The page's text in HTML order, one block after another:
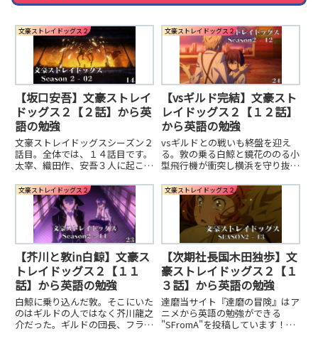
文豪ストレイドッグス２
【坂口安吾】文豪ストレイ
ドッグス２【２話】から英
語の勉強
文豪ストレイドッグスシーズン２
話目。全体では、１４話目です。
太宰、織田作、安吾３人に起こっ
ーから英語の勉強をしましょう！
継続あるのみ！アニメは楽しいか
ら継続させることができる。
文豪ストレイドッグス２
【vsギルド完結】文豪スト
レイドッグス２【１２話】
から英語の勉強
vsギルドとの戦いも終盤を迎え
る。敦の乗る白鯨と鏡花ののる小
型飛行機が衝突し横浜を守り抜い
をしよう！英語の上達には「慣
れ」が必要です。継続して英語に
触れる工夫がここにはある。
文豪ストレイドッグス２
【芥川と敦in白鯨】文豪ス
トレイドッグス２【１１
話】から英語の勉強
白鯨に乗り込んだ敦。そこにいた
のはギルドの人ではなく芥川龍之
介だった。ギルドの団長、フラン
文豪ストレイドッグス２
【次期社長国木田独歩】文
豪ストレイドッグス２【１
３話】から英語の勉強
達磨当サイト『達磨の冒険』はア
ニメから英語の勉強ができる
"SFromA"を投稿しています！継